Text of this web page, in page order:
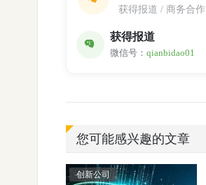
获得报道 / 商务合作
获得报道
微信号：qianbidao01
您可能感兴趣的文章
创新公司